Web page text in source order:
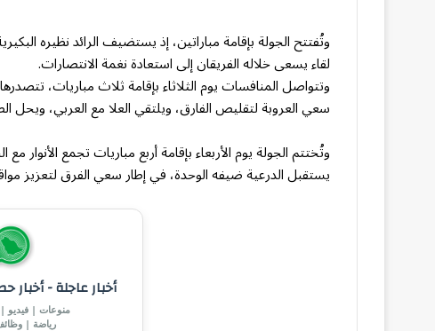
وتُفتتح الجولة بإقامة مباراتين، إذ يستضيف الرائد نظيره
لقاء يسعى خلاله الفريقان إلى استعادة نغمة الانتصارات.
وتتواصل المنافسات يوم الثلاثاء بإقامة ثلاث مباريات،
سعي العروبة لتقليص الفارق، ويلتقي العلا مع العربي، ويحل
وتُختتم الجولة يوم الأربعاء بإقامة أربع مباريات تجمع الأنوار
يستقبل الدرعية ضيفه الوحدة، في إطار سعي الفرق لتعزيز
أخبار عاجلة - أخبار
منوعات | فيديو
رياضة |